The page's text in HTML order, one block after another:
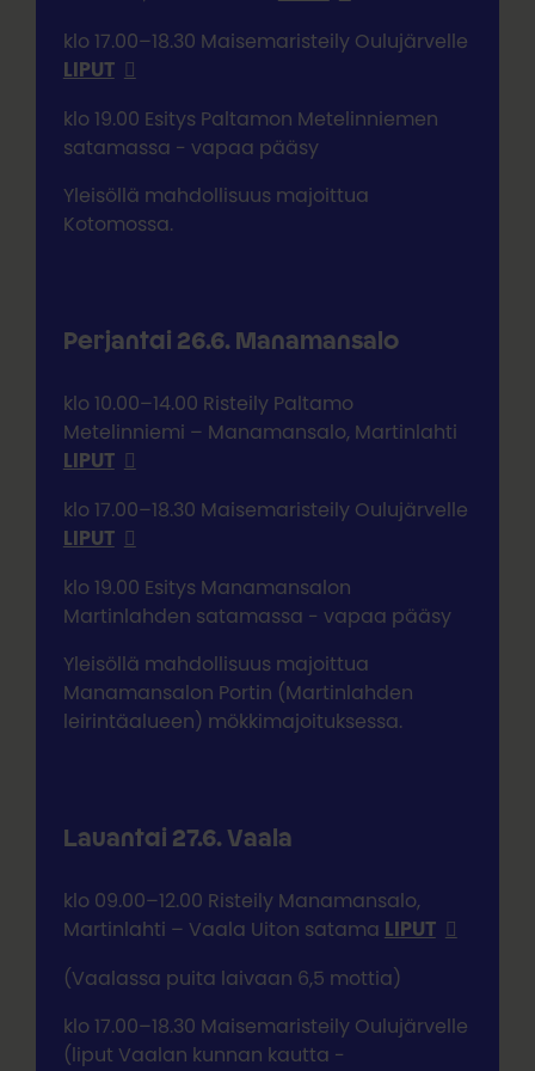
klo 17.00–18.30 Maisemaristeily Oulujärvelle
LIPUT
klo 19.00 Esitys Paltamon Metelinniemen
satamassa - vapaa pääsy
Yleisöllä mahdollisuus majoittua
Kotomossa.
Perjantai 26.6. Manamansalo
klo 10.00–14.00 Risteily Paltamo
Metelinniemi – Manamansalo, Martinlahti
LIPUT
klo 17.00–18.30 Maisemaristeily Oulujärvelle
LIPUT
klo 19.00 Esitys Manamansalon
Martinlahden satamassa - vapaa pääsy
Yleisöllä mahdollisuus majoittua
Manamansalon Portin (Martinlahden
leirintäalueen) mökkimajoituksessa.
Lauantai 27.6. Vaala
klo 09.00–12.00 Risteily Manamansalo,
Martinlahti – Vaala Uiton satama
LIPUT
(Vaalassa puita laivaan 6,5 mottia)
klo 17.00–18.30 Maisemaristeily Oulujärvelle
(liput Vaalan kunnan kautta -